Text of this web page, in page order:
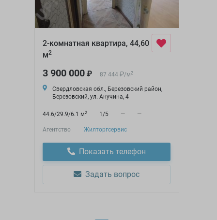
2-комнатная квартира, 44,60
м2
3 900 000₽ 87 444₽/м2
Свердловская обл., Березовский район,
Березовский, ул. Анучина, 4
44.6/29.9/6.1 м2 1/5 — —
Агентство Жилторгсервис
Показать телефон
Задать вопрос